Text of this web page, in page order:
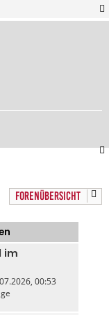
FORENÜBERSICHT
im
00:53